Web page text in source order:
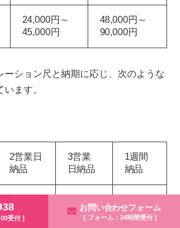
受付 ]
お問い合わせフォーム
[ フォーム：24時間受付 ]
24,000円～
45,000円
48,000円～
90,000円
ーション尺と納期に応じ、次のような
ます。
2営業日
納品
3営業
日納品
1週間
納品
円〜
円〜
円〜